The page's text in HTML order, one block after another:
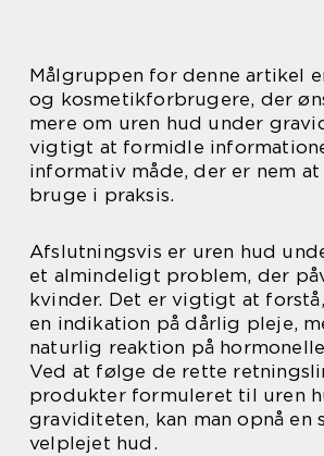
Målgruppen for denne artikel
og kosmetikforbrugere, der
mere om uren hud under
vigtigt at formidle
informativ måde, der er nem
bruge i praksis.
Afslutningsvis er uren hud
et almindeligt problem, der
kvinder. Det er vigtigt at
en indikation på dårlig pleje,
naturlig reaktion på
Ved at følge de rette
produkter formuleret til uren
graviditeten, kan man opnå en
velplejet hud.